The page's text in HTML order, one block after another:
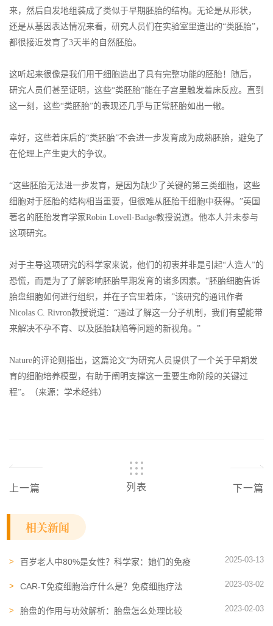
来，然后自发地组装成了类似于早期胚胎的结构。无论是从形状，
还是从基因表达情况来看，研究人员们在实验室里造出的“类胚胎”，
都很接近发育了3天半的自然胚胎。
这听起来很像是我们用干细胞造出了具有完整功能的胚胎！随后，
研究人员们甚至证明，这些“类胚胎”能在子宫里触发着床反应。直到
这一刻，这些“类胚胎”的表现还几乎与正常胚胎如出一辙。
幸好，这些着床后的“类胚胎”不会进一步发育成为成熟胚胎，避免了
在伦理上产生更大的争议。
“这些胚胎无法进一步发育，是因为缺少了关键的第三类细胞，这些
细胞对于胚胎的结构相当重要，但很难从胚胎干细胞中获得。”英国
著名的胚胎发育学家Robin Lovell-Badge教授说道。他本人并未参与
这项研究。
对于主导这项研究的科学家来说，他们的初衷并非是引起“人造人”的
恐慌，而是为了了解影响胚胎早期发育的诸多因素。“胚胎细胞告诉
胎盘细胞如何进行组织，并在子宫里着床，”该研究的通讯作者
Nicolas C. Rivron教授说道：“通过了解这一分子机制，我们有望能带
来解决不孕不育、以及胚胎缺陷等问题的新视角。”
Nature的评论则指出，这篇论文“为研究人员提供了一个关于早期发
育的细胞培养模型，有助于阐明支撑这一重要生命阶段的关键过
程”。（来源：学术经纬）
上一篇 列表 下一篇
相关新闻
百岁老人中80%是女性？科学家：她们的免疫
2025-03-13
CAR-T免疫细胞治疗什么是？免疫细胞疗法
2023-03-02
胎盘的作用与功效解析：胎盘怎么处理比较
2023-02-03